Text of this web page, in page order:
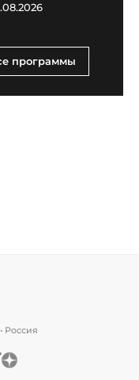
программы
Россия